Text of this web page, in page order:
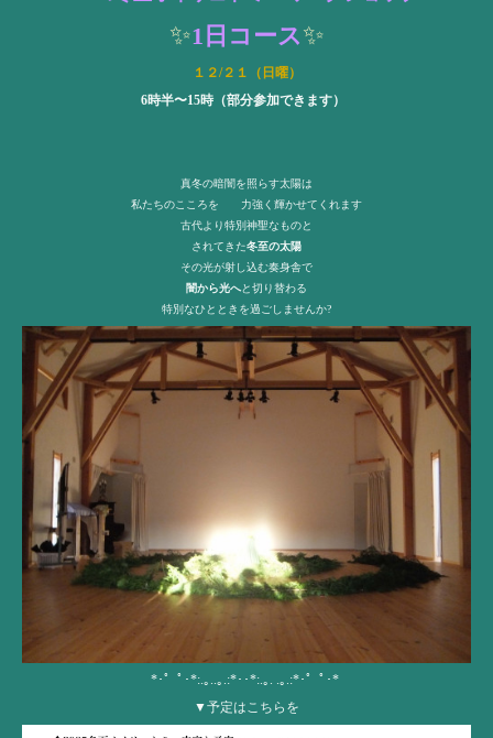
✨1日コース✨
１２/２１（日曜）
6時半〜15時（部分参加できます）
真冬の暗闇を照らす太陽は
私たちのこころを 力強く輝かせてくれます
古代より特別神聖なものと
されてきた冬至の太陽
その光が射し込む奏身舎で
闇から光へと切り替わる
特別なひとときを過ごしませんか?
*･゜ﾟ･*:.｡..｡.:*･･*:.｡. .｡.:*･゜ﾟ･*
▼予定はこちらを